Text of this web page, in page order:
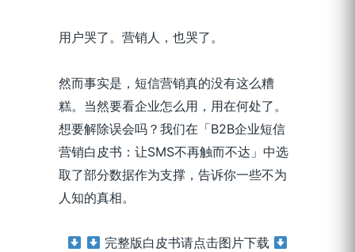
用户哭了。营销人，也哭了。
然而事实是，短信营销真的没有这么糟
糕。当然要看企业怎么用，用在何处了。
想要解除误会吗？我们在「B2B企业短信
营销白皮书：让SMS不再触而不达」中选
取了部分数据作为支撑，告诉你一些不为
人知的真相。
完整版白皮书请点击图片下载